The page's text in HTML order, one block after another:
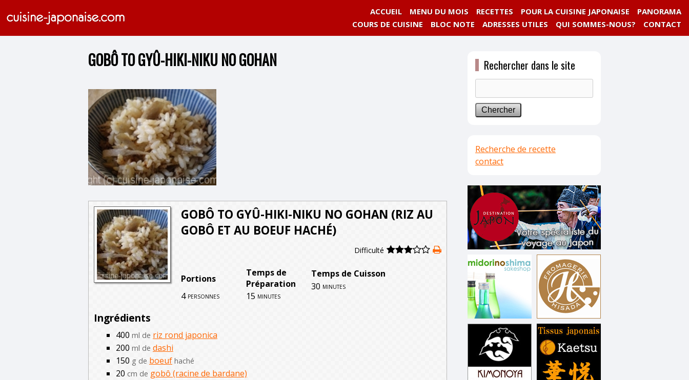
PANORAMA
POUR LA CUISINE JAPONAISE
RECETTES
MENU DU MOIS
ACCUEIL
CONTACT
QUI SOMMES-NOUS?
ADRESSES UTILES
BLOC NOTE
COURS DE CUISINE
GOBÔ TO GYÛ-HIKI-NIKU NO GOHAN
GOBÔ TO GYÛ-HIKI-NIKU NO GOHAN (RIZ AU
GOBÔ ET AU BOEUF HACHÉ)
Difficulté
Portions
Temps de
Préparation
4 personnes 15 minutes
Temps de Cuisson
30 minutes
Ingrédients
400 ml de riz rond japonica
200 ml de dashi
150 g de boeuf haché
20 cm de gobô (racine de bardane)
Rechercher dans le site
Recherche de recette
contact